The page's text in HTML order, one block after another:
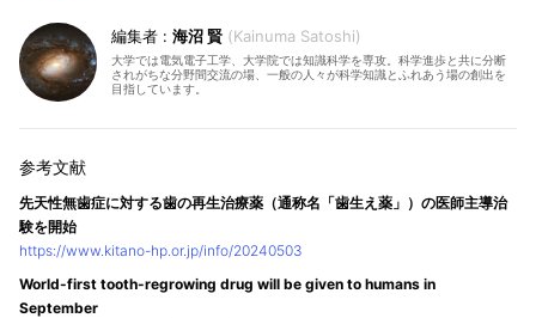
海沼 賢 Kainuma Satoshi
大学では電気電子工学、大学院では知識科学を専攻。科学進歩と共に分断
されがちな分野間交流の場、一般の人々が科学知識とふれあう場の創出を
目指しています。
先天性無歯症に対する歯の再生治療薬（通称名「歯生え薬」）の医師主導治
験を開始
https://www.kitano-hp.or.jp/info/20240503
World-first tooth-regrowing drug will be given to humans in
September